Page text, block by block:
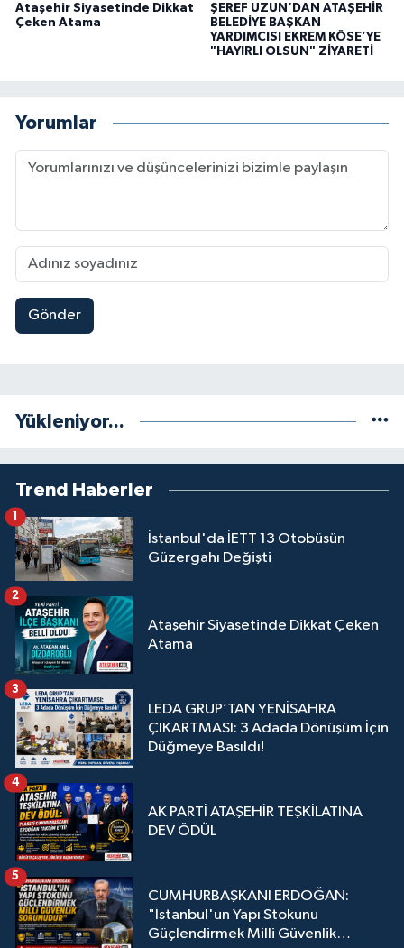
Ataşehir Siyasetinde Dikkat
Çeken Atama
ŞEREF UZUN’DAN ATAŞEHİR
BELEDİYE BAŞKAN
YARDIMCISI EKREM KÖSE’YE
"HAYIRLI OLSUN" ZİYARETİ
Yorumlar
Gönder
Yükleniyor...
Trend Haberler
İstanbul'da İETT 13 Otobüsün
Güzergahı Değişti
1
Ataşehir Siyasetinde Dikkat Çeken
Atama
2
LEDA GRUP’TAN YENİSAHRA
ÇIKARTMASI: 3 Adada Dönüşüm İçin
Düğmeye Basıldı!
3
AK PARTİ ATAŞEHİR TEŞKİLATINA
DEV ÖDÜL
4
CUMHURBAŞKANI ERDOĞAN:
"İstanbul'un Yapı Stokunu
Güçlendirmek Milli Güvenlik
5